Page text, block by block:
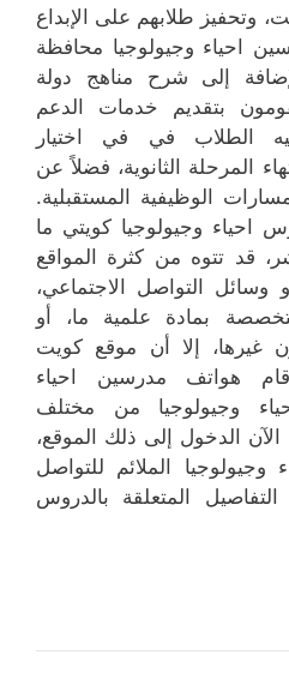
وتحفيز طلابهم على الإبداع
احياء وجيولوجيا محافظة
إلى شرح مناهج دولة
بتقديم خدمات الدعم
الطلاب في في اختيار
المرحلة الثانوية، فضلاً عن
الوظيفية المستقبلية.
وجيولوجيا كويتي ما
قد تتوه من كثرة المواقع
وسائل التواصل الاجتماعي،
بمادة علمية ما، أو
إلا أن موقع كويت
هواتف مدرسين احياء
وجيولوجيا من مختلف
الدخول إلى ذلك الموقع،
الملائم للتواصل
المتعلقة بالدروس